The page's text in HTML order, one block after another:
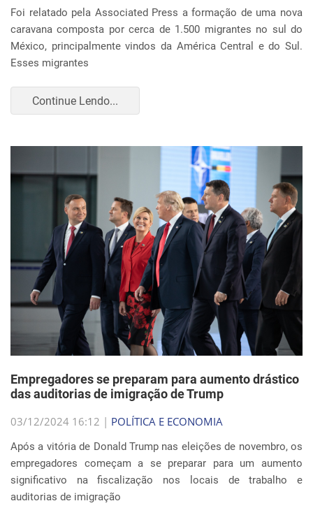
Foi relatado pela Associated Press a formação de uma nova
caravana composta por cerca de 1.500 migrantes no sul do
México, principalmente vindos da América Central e do Sul.
Esses migrantes
Continue Lendo...
Empregadores se preparam para aumento drástico
das auditorias de imigração de Trump
03/12/2024 16:12 | POLÍTICA E ECONOMIA
Após a vitória de Donald Trump nas eleições de novembro, os
empregadores começam a se preparar para um aumento
significativo na fiscalização nos locais de trabalho e
auditorias de imigração